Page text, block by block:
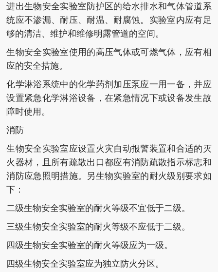
进出生物安全实验室防护区的给水排水和气体管道系
统应不渗漏、耐压、耐温、耐腐蚀。实验室内应有足
够的清洁、维护和维修明露管道的空间。
生物安全实验室使用的高压气体或可燃气体，应有相
应的安全措施。
化学淋浴系统中的化学药剂加压泵应一用一备，并应
设置紧急化学淋浴设备，在紧急情况下或设备发生故
障时使用。
消防
生物安全实验室应设置火灾自动报警装置和合适的灭
火器材，且所有疏散出口都应有消防疏散指示标志和
消防应急照明措施。另生物实验室的耐火级别要求如
下：
二级生物安全实验室的耐火等级不宜低于二级。
三级生物安全实验室的耐火等级不应低于二级。
四级生物安全实验室的耐火等级应为一级。
四级生物安全实验室应为独立防火分区。